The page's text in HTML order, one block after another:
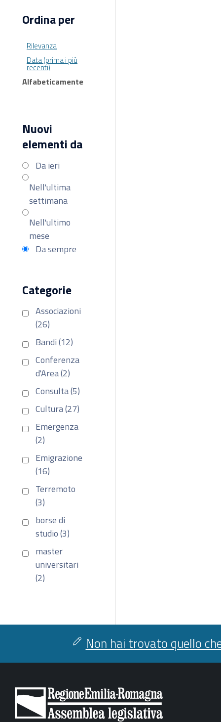
Ordina per
Rilevanza
Data (prima i più
recenti)
Alfabeticamente
Nuovi
elementi da
Da ieri
Nell'ultima
settimana
Nell'ultimo
mese
Da sempre
Categorie
Associazioni
(26)
Bandi (12)
Conferenza
d'Area (2)
Consulta (5)
Cultura (27)
Emergenza
(2)
Emigrazione
(16)
Terremoto
(3)
borse di
studio (3)
master
universitari
(2)
Non hai trovato quello